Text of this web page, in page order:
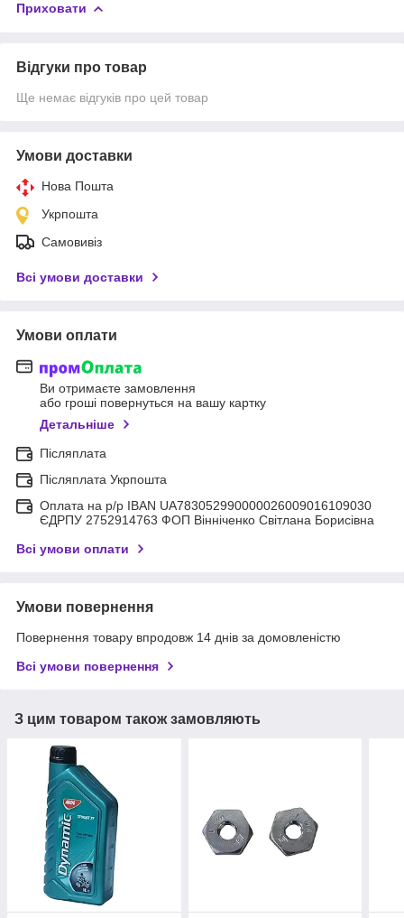
Приховати
Відгуки про товар
Ще немає відгуків про цей товар
Умови доставки
Нова Пошта
Укрпошта
Самовивіз
Всі умови доставки
Умови оплати
Ви отримаєте замовлення
або гроші повернуться на вашу картку
Детальніше
Післяплата
Післяплата Укрпошта
Оплата на р/р IBAN UA783052990000026009016109030
ЄДРПУ 2752914763 ФОП Вінніченко Світлана Борисівна
Всі умови оплати
Умови повернення
Повернення товару впродовж 14 днів за домовленістю
Всі умови повернення
З цим товаром також замовляють